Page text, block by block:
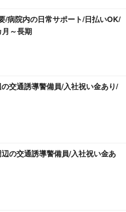
/病院内の日常サポート/日払いOK/
～長期
交通誘導警備員/入社祝い金あり/
の交通誘導警備員/入社祝い金あ